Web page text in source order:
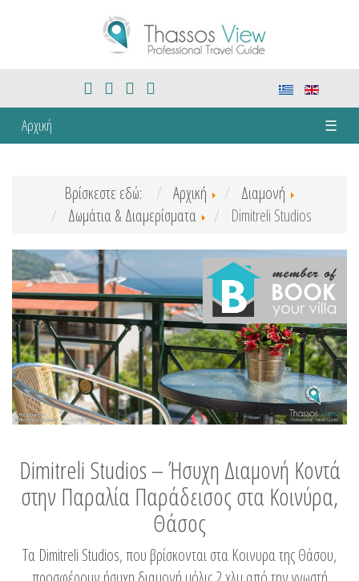
Αρχική ☰
Βρίσκεστε εδώ: Αρχική
Διαμονή
Δωμάτια & Διαμερίσματα
Dimitreli Studios
Dimitreli Studios – Ήσυχη Διαμονή Κοντά
στην Παραλία Παράδεισος στα Κοινύρα,
Θάσος
Τα Dimitreli Studios, που βρίσκονται στα Κοινυρα της Θάσου,